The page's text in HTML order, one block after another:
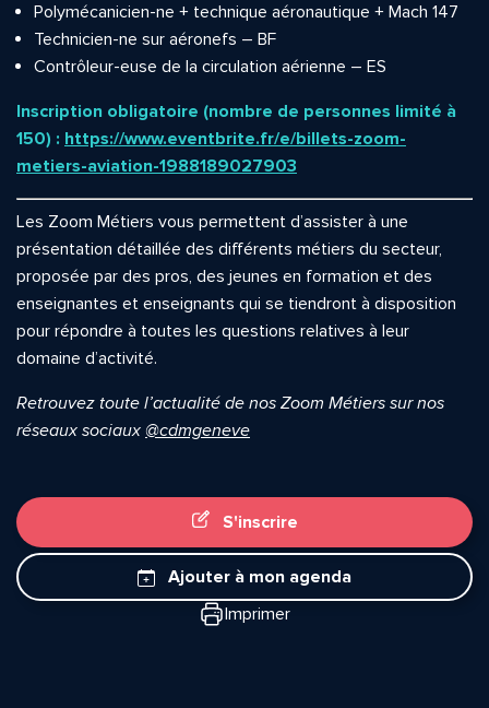
Polymécanicien-ne + technique aéronautique + Mach 147
Technicien-ne sur aéronefs – BF
Contrôleur-euse de la circulation aérienne – ES
Inscription obligatoire (nombre de personnes limité à
150) : https://www.eventbrite.fr/e/billets-zoom-
metiers-aviation-1988189027903
Les Zoom Métiers vous permettent d’assister à une
présentation détaillée des différents métiers du secteur,
proposée par des pros, des jeunes en formation et des
enseignantes et enseignants qui se tiendront à disposition
pour répondre à toutes les questions relatives à leur
domaine d’activité.
Retrouvez toute l’actualité de nos Zoom Métiers sur nos
réseaux sociaux @cdmgeneve
S'inscrire
Ajouter à mon agenda
Imprimer
Quelle est la pertinence de cette page?